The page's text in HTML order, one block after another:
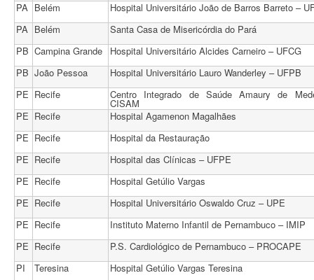
PA Belém
Hospital Universitário João de Barros Barreto –
PA Belém
Santa Casa de Misericórdia do Pará
PB Campina Grande
Hospital Universitário Alcides Carneiro – UFCG
PB João Pessoa
Hospital Universitário Lauro Wanderley – UFPB
PE Recife Centro Integrado de Saúde Amaury de
CISAM
PE Recife
Hospital Agamenon Magalhães
PE Recife
Hospital da Restauração
PE Recife
Hospital das Clínicas – UFPE
PE Recife
Hospital Getúlio Vargas
PE Recife
Hospital Universitário Oswaldo Cruz – UPE
PE Recife
Instituto Materno Infantil de Pernambuco – IMIP
PE Recife
P.S. Cardiológico de Pernambuco – PROCAPE
PI
Teresina
Hospital Getúlio Vargas Teresina